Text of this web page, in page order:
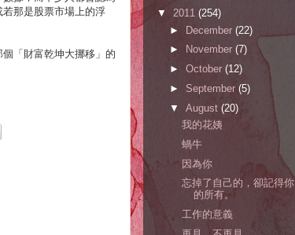
那是股票市場上的浮
「財富乾坤大挪移」的
▼ 2011 (254)
► December (22)
►
November (7)
► October (12)
► September (5)
▼ August (20)
我的花姨
蝸牛
因為你
忘掉了自己的，卻記得你
的所有。
工作的意義